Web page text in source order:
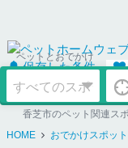
保存した条件
ペットとおでかけ
HOME
おでかけスポット